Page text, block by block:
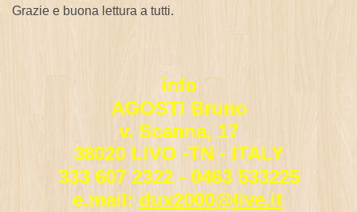
Grazie e buona lettura a tutti.
info
AGOSTI Bruno
v. Scanna, 17
38020 LIVO -TN - ITALY
333 607 2322 - 0463 533225
e.mail: dux2000@live.it